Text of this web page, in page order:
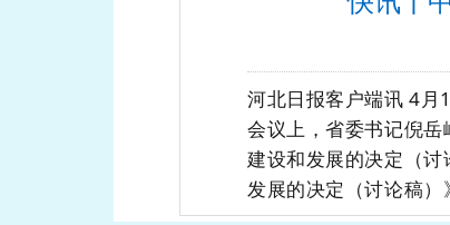
河北日报客户端讯 4月
会议上，省委书记倪
建设和发展的决定（讨
发展的决定（讨论稿）